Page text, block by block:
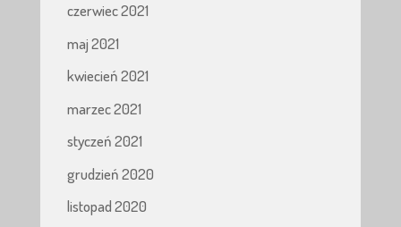
czerwiec 2021
maj 2021
kwiecień 2021
marzec 2021
styczeń 2021
grudzień 2020
listopad 2020